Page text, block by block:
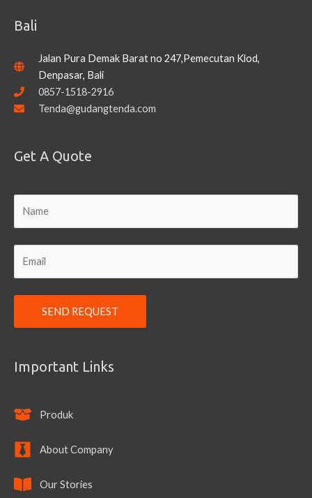
Bali
Jalan Pura Demak Barat no 247,Pemecutan Klod,
Denpasar, Bali
0857-1518-2916
Tenda@gudangtenda.com
Get A Quote
Important Links
Produk
About Company
Our Stories